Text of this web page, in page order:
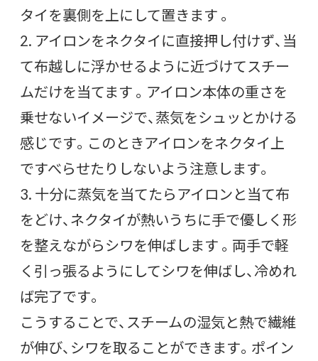
タイを裏側を上にして置きます 。
2. アイロンをネクタイに直接押し付けず、当
て布越しに浮かせるように近づけてスチー
ムだけを当てます 。アイロン本体の重さを
乗せないイメージで、蒸気をシュッとかける
感じです。このときアイロンをネクタイ上
ですべらせたりしないよう注意します。
3. 十分に蒸気を当てたらアイロンと当て布
をどけ、ネクタイが熱いうちに手で優しく形
を整えながらシワを伸ばします 。両手で軽
く引っ張るようにしてシワを伸ばし、冷めれ
ば完了です。
こうすることで、スチームの湿気と熱で繊維
が伸び、シワを取ることができます。ポイン